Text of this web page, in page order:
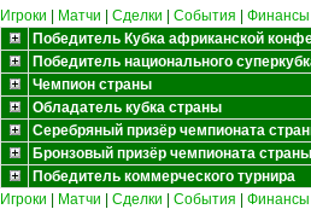
Игроки Матчи Сделки События Финансы
Победитель Кубка африканской
Победитель национального
Чемпион страны
Обладатель кубка страны
Серебряный призёр чемпионата
Бронзовый призёр чемпионата страны
Победитель коммерческого турнира
Игроки
Матчи Сделки События Финансы